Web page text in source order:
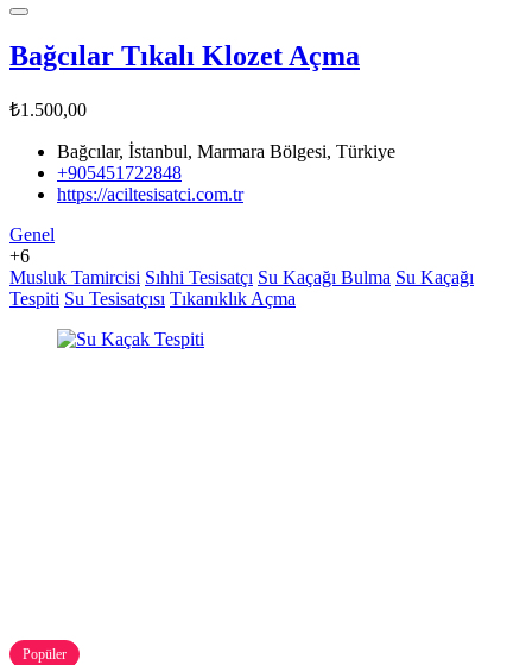
Bağcılar Tıkalı Klozet Açma
₺1.500,00
Bağcılar, İstanbul, Marmara Bölgesi, Türkiye
+905451722848
https://aciltesisatci.com.tr
Genel
+6
Musluk Tamircisi Sıhhi Tesisatçı Su Kaçağı Bulma Su Kaçağı
Tespiti Su Tesisatçısı Tıkanıklık Açma
Popüler